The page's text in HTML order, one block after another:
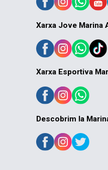
Xarxa Jove Marina
Xarxa Esportiva
Descobrim la